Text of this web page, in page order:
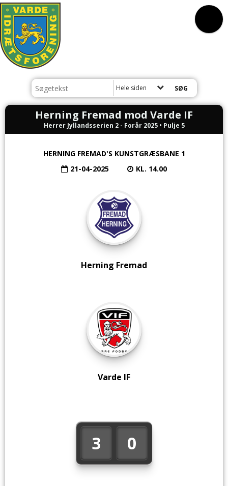
Hele siden
Herning Fremad mod Varde IF
Herrer Jyllandsserien 2 - Forår 2025 • Pulje 5
HERNING FREMAD'S KUNSTGRÆSBANE 1
21-04-2025
KL. 14.00
Herning Fremad
3 0
Varde IF